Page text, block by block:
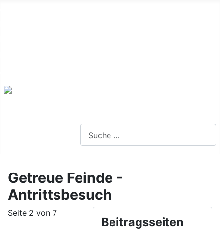
Getreue Feinde -
Antrittsbesuch
Beitragsseiten
Seite 2 von 7